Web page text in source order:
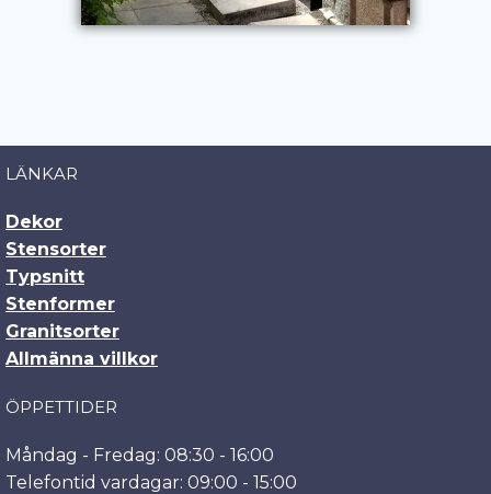
LÄNKAR
Dekor
Stensorter
Typsnitt
Stenformer
Granitsorter
Allmänna villkor
ÖPPETTIDER
Måndag - Fredag: 08:30 - 16:00
Telefontid vardagar: 09:00 - 15:00